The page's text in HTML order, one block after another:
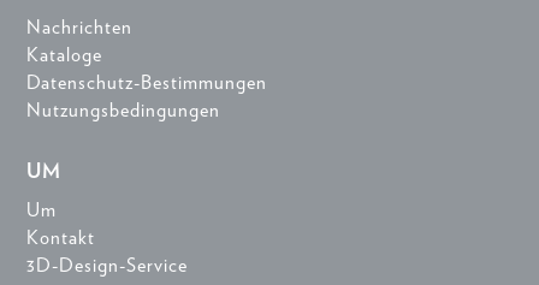
Nachrichten
Kataloge
Datenschutz-Bestimmungen
Nutzungsbedingungen
UM
Um
Kontakt
3D-Design-Service